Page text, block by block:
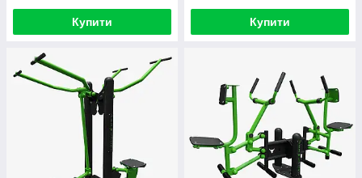
Купити Купити